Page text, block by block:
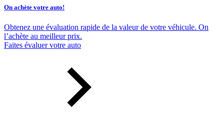
On achète votre auto!
Obtenez une évaluation rapide de la valeur de votre véhicule. On
l’achète au meilleur prix.
Faites évaluer votre auto